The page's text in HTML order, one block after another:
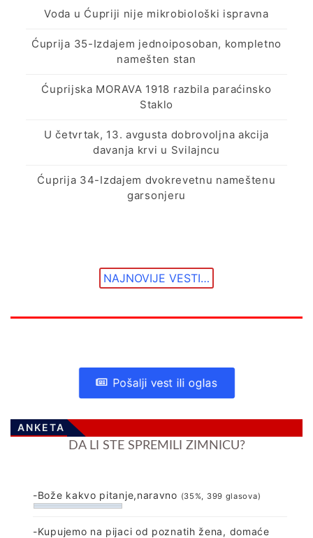
Voda u Ćupriji nije mikrobiološki ispravna
Ćuprija 35-Izdajem jednoiposoban, kompletno
namešten stan
Ćuprijska MORAVA 1918 razbila paraćinsko
Staklo
U četvrtak, 13. avgusta dobrovoljna akcija
davanja krvi u Svilajncu
Ćuprija 34-Izdajem dvokrevetnu nameštenu
garsonjeru
NAJNOVIJE VESTI…
Pošalji vest ili oglas
ANKETA
DA LI STE SPREMILI ZIMNICU?
-Bože kakvo pitanje,naravno (35%, 399 glasova)
-Kupujemo na pijaci od poznatih žena, domaće